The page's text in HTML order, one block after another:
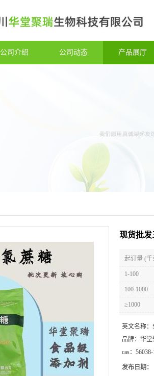
公司介绍 公司动态 产品展厅
现货批发
起订量 (千
1-100
100-1000
≥1000
英文名称：
品牌： 华堂
cas：
发布日期：